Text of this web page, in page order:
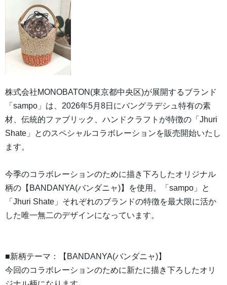
株式会社MONOBATON(東京都中央区)が展開するブランド
「sampo」は、2026年5月8日にバングラデシュ特有の素
材、伝統的ファブリック、ハンドクラフトが特徴の「Jhuri
Shate」とのスペシャルコラボレーションを販売開始いたし
ます。
今季のコラボレーションのために描き下ろしたオリジナル
柄の【BANDANYA(バンダニャ)】を使用。「sampo」と
「Jhuri Shate」それぞれのブランドの特徴を最大限に活か
した唯一無二のデザインになっています。
■新柄テーマ：【BANDANYA(バンダニャ)】
今回のコラボレーションのために新たに描き下ろしたオリ